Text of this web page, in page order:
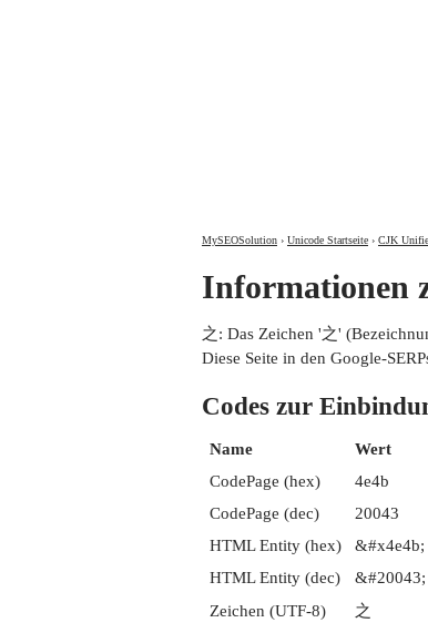
MySEOSolution › Unicode Startseite › CJK
Informationen
之: Das Zeichen '之'
Diese Seite in den Google-
Codes zur
Name
Wert
CodePage (hex)
4e4b
CodePage (dec)
20043
HTML Entity (hex)
&#x4e4b;
HTML Entity (dec)
&#20043;
Zeichen (UTF-8)
之